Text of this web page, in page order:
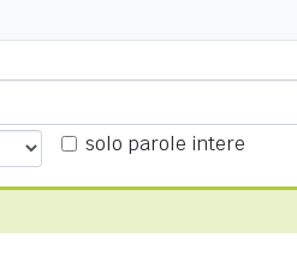
solo parole intere